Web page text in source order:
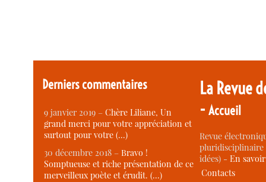
Derniers commentaires
9 janvier 2019 –Chère Liliane, Un
grand merci pour votre appréciation et
surtout pour votre (…)
30 décembre 2018 –Bravo !
Somptueuse et riche présentation de ce
merveilleux poète et érudit. (…)
La Revue
-Accueil
Revue
idées) -En
Contacts